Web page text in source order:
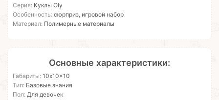
Серия: Куклы Oly
Особенность: сюрприз, игровой набор
Материал: Полимерные материалы
Основные характеристики:
Габариты: 10x10x10
Тип: Базовые знания
Пол: Для девочек